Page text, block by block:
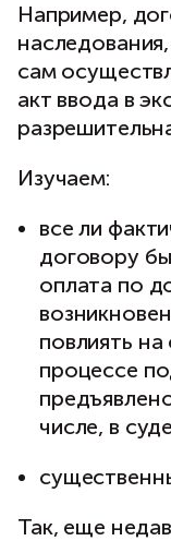
Например,
сам
акт ввода в
Изучаем:
все ли
договору
оплата по
повлиять
процессе
числе, в
Так, еще